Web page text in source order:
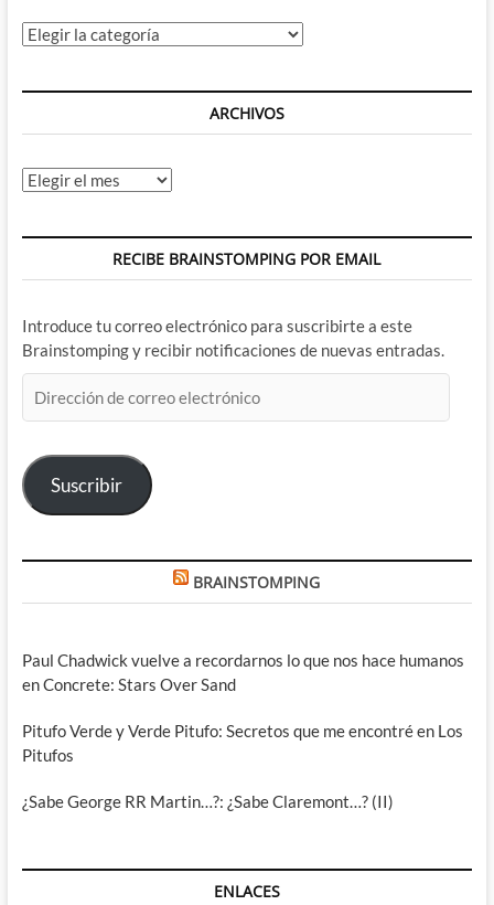
Categorías
ARCHIVOS
Archivos
RECIBE BRAINSTOMPING POR EMAIL
Introduce tu correo electrónico para suscribirte a este
Brainstomping y recibir notificaciones de nuevas entradas.
de
electrónico
Suscribir
BRAINSTOMPING
Paul Chadwick vuelve a recordarnos lo que nos hace humanos
en Concrete: Stars Over Sand
Pitufo Verde y Verde Pitufo: Secretos que me encontré en Los
Pitufos
¿Sabe George RR Martin…?: ¿Sabe Claremont…? (II)
ENLACES